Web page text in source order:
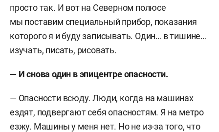
просто так. И вот на Северном полюсе
мы поставим специальный прибор, показания
которого я и буду записывать. Один… в тишине…
изучать, писать, рисовать.
— И снова один в эпицентре опасности.
— Опасности всюду. Люди, когда на машинах
ездят, подвергают себя опасностям. Я на метро
езжу. Машины у меня нет. Но не из-за того, что